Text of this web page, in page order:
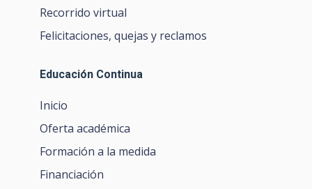
Recorrido virtual
Felicitaciones, quejas y reclamos
Educación Continua
Inicio
Oferta académica
Formación a la medida
Financiación